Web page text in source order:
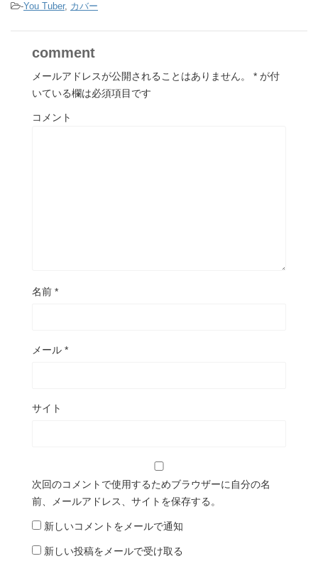
-You Tuber, カバー
comment
メールアドレスが公開されることはありません。 * が付
いている欄は必須項目です
コメント
名前 *
メール *
サイト
次回のコメントで使用するためブラウザーに自分の名
前、メールアドレス、サイトを保存する。
新しいコメントをメールで通知
新しい投稿をメールで受け取る